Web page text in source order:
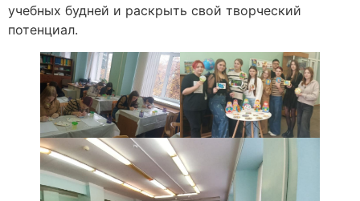
учебных будней и раскрыть свой творческий
потенциал.